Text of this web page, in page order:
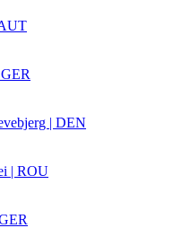
| DEN
| ROU